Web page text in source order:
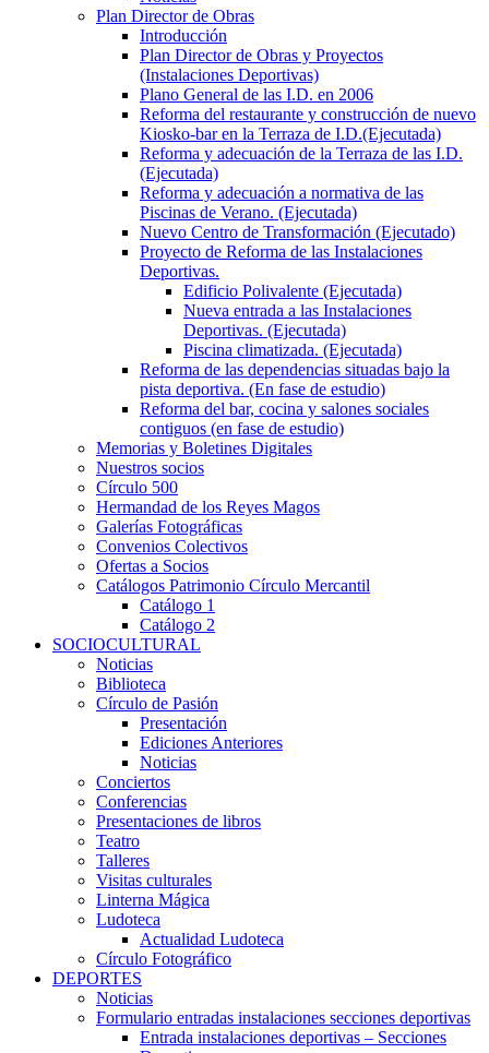
Plan Director de Obras
Introducción
Plan Director de Obras y Proyectos
(Instalaciones Deportivas)
Plano General de las I.D. en 2006
Reforma del restaurante y construcción de nuevo
Kiosko-bar en la Terraza de I.D.(Ejecutada)
Reforma y adecuación de la Terraza de las I.D.
(Ejecutada)
Reforma y adecuación a normativa de las
Piscinas de Verano. (Ejecutada)
Nuevo Centro de Transformación (Ejecutado)
Proyecto de Reforma de las Instalaciones
Deportivas.
Edificio Polivalente (Ejecutada)
Nueva entrada a las Instalaciones
Deportivas. (Ejecutada)
Piscina climatizada. (Ejecutada)
Reforma de las dependencias situadas bajo la
pista deportiva. (En fase de estudio)
Reforma del bar, cocina y salones sociales
contiguos (en fase de estudio)
Memorias y Boletines Digitales
Nuestros socios
Círculo 500
Hermandad de los Reyes Magos
Galerías Fotográficas
Convenios Colectivos
Ofertas a Socios
Catálogos Patrimonio Círculo Mercantil
Catálogo 1
Catálogo 2
SOCIOCULTURAL
Noticias
Biblioteca
Círculo de Pasión
Presentación
Ediciones Anteriores
Noticias
Conciertos
Conferencias
Presentaciones de libros
Teatro
Talleres
Visitas culturales
Linterna Mágica
Ludoteca
Actualidad Ludoteca
Círculo Fotográfico
DEPORTES
Noticias
Formulario entradas instalaciones secciones deportivas
Entrada instalaciones deportivas – Secciones